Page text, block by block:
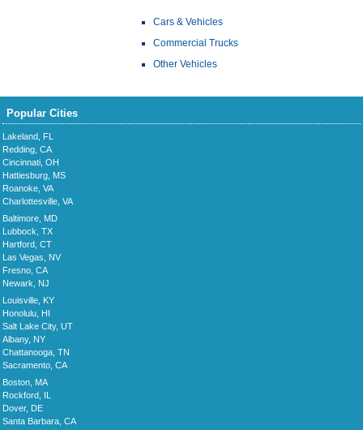
Cars & Vehicles
Commercial Trucks
Other Vehicles
Popular Cities
Lakeland, FL
Redding, CA
Cincinnati, OH
Hattiesburg, MS
Roanoke, VA
Charlottesville, VA
Baltimore, MD
Lubbock, TX
Hartford, CT
Las Vegas, NV
Fresno, CA
Newark, NJ
Louisville, KY
Honolulu, HI
Salt Lake City, UT
Albany, NY
Chattanooga, TN
Sacramento, CA
Boston, MA
Rockford, IL
Dover, DE
Santa Barbara, CA